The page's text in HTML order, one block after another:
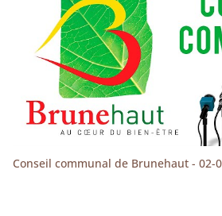
Conseil communal de Brunehaut - 02-